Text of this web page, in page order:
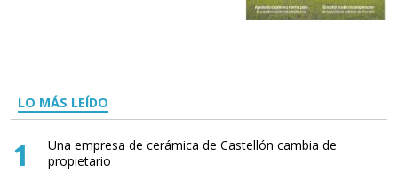
LO MÁS LEÍDO
1
Una empresa de cerámica de Castellón cambia de
propietario